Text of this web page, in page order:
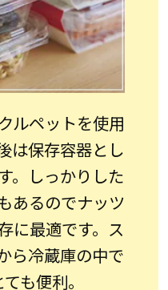
ルペットを使用
は保存容器とし
。しっかりした
あるのでナッツ
に最適です。ス
ら冷蔵庫の中で
も便利。